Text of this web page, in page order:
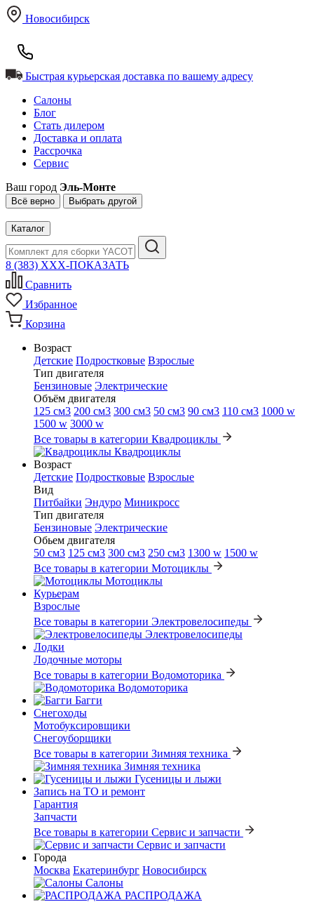
Новосибирск
Быстрая курьерская доставка по вашему адресу
Салоны
Блог
Стать дилером
Доставка и оплата
Рассрочка
Сервис
Ваш город Эль-Монте
Всё верно Выбрать другой
Каталог
8 (383) XXX-ПОКАЗАТЬ
Сравнить
Избранное
Корзина
Возраст
Детские Подростковые Взрослые
Тип двигателя
Бензиновые Электрические
Объём двигателя
125 см3 200 см3 300 см3 50 см3 90 см3 110 см3 1000 w
1500 w 3000 w
Все товары в категории Квадроциклы
Квадроциклы
Возраст
Детские Подростковые Взрослые
Вид
Питбайки Эндуро Миникросс
Тип двигателя
Бензиновые Электрические
Обьем двигателя
50 см3 125 см3 300 см3 250 см3 1300 w 1500 w
Все товары в категории Мотоциклы
Мотоциклы
Курьерам
Взрослые
Все товары в категории Электровелосипеды
Электровелосипеды
Лодки
Лодочные моторы
Все товары в категории Водомоторика
Водомоторика
Багги
Снегоходы
Мотобуксировщики
Снегоуборщики
Все товары в категории Зимняя техника
Зимняя техника
Гусеницы и лыжи
Запись на ТО и ремонт
Гарантия
Запчасти
Все товары в категории Сервис и запчасти
Сервис и запчасти
Города
Москва Екатеринбург Новосибирск
Салоны
РАСПРОДАЖА